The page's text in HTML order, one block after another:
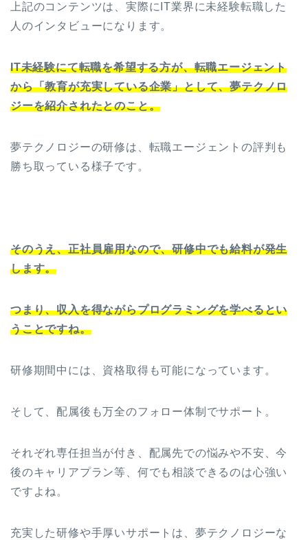
上記のコンテンツは、実際にIT業界に未経験転職した
人のインタビューになります。
IT未経験にて転職を希望する方が、転職エージェント
から「教育が充実している企業」として、夢テクノロ
ジーを紹介されたとのこと。
夢テクノロジーの研修は、転職エージェントの評判も
勝ち取っている様子です。
そのうえ、正社員雇用なので、研修中でも給料が発生
します。
つまり、収入を得ながらプログラミングを学べるとい
うことですね。
研修期間中には、資格取得も可能になっています。
そして、配属後も万全のフォロー体制でサポート。
それぞれ専任担当が付き、配属先での悩みや不安、今
後のキャリアプラン等、何でも相談できるのは心強い
ですよね。
充実した研修や手厚いサポートは、夢テクノロジーな